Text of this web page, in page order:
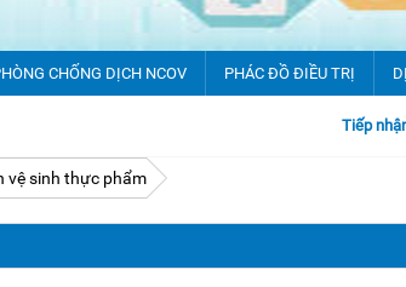
Sở Ban giám đốc Sở y tế
7
CHỐNG DỊCH NCOV
tin chỉ đạo của TW, Bộ y tế
tin chỉ đạo của Tỉnh
tin chỉ đạo Sở y tế
PHÁC ĐỒ ĐIỀU TRỊ
Tiếp nhận câu
vệ sinh thực phẩm